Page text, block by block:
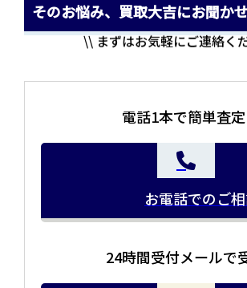
そのお悩み、買取大吉にお聞か
電話1本で簡単査
お電話でのご
24時間受付メールで